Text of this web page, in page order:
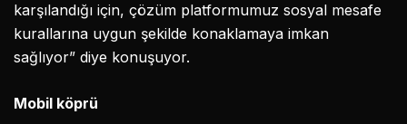
karşılandığı için, çözüm platformumuz sosyal mesafe
kurallarına uygun şekilde konaklamaya imkan
sağlıyor” diye konuşuyor.
Mobil köprü